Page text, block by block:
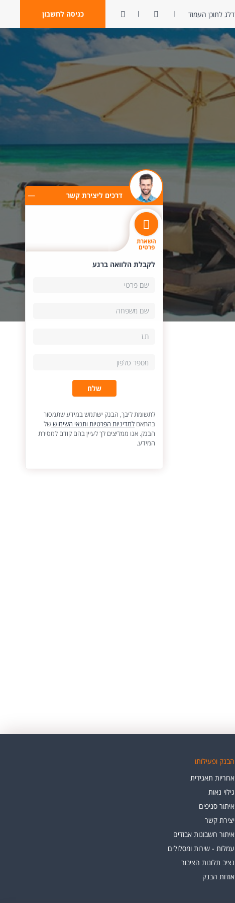
ניגודיות כניסה לחשבוןפתח חיפוש דלג לתוכן העמוד
דרכים ליצירת קשר
השארת
פרטים
לקבלת הלוואה ברגע
שלח
לתשומת ליבך, הבנק ישתמש במידע שתמסור
בהתאם למדיניות הפרטיות ותנאי השימוששל
הבנק. אנו ממליצים לך לעיין בהם קודם למסירת
המידע.
הבנק ופעילותו
אחריות תאגידית
גילוי נאות
איתור סניפים
יצירת קשר
איתור חשבונות אבודים
עמלות - שירות ומסלולים
נציב תלונות הציבור
אודות הבנק